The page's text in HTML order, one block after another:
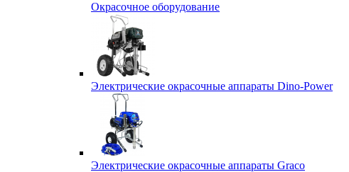
Окрасочное оборудование
Электрические окрасочные аппараты Dino-Power
Электрические окрасочные аппараты Graco